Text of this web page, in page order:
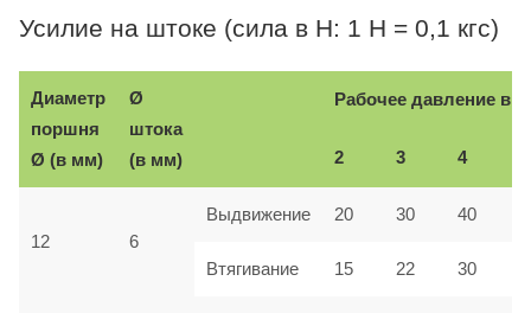
Усилие на штоке (сила в Н: 1 Н = 0,1 кгс)
Диаметр
поршня
Ø (в мм)
Ø
штока
(в мм)
Рабочее давление в
2 3 4
12 6
Выдвижение 20 30 40
Втягивание 15 22 30